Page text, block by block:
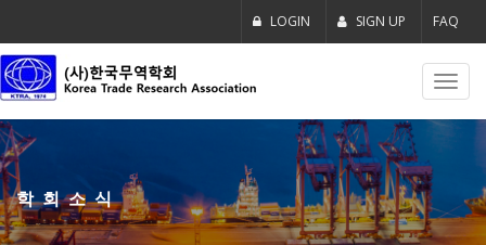
LOGIN SIGN UP FAQ
학회소식